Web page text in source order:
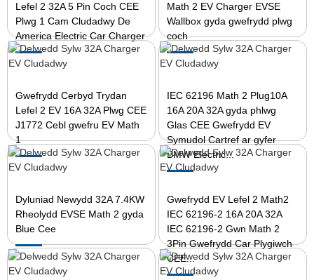
Lefel 2 32A 5 Pin Coch CEE
Plwg 1 Cam Cludadwy De
America Electric Car Charger
Math 2 EV Charger EVSE
Wallbox gyda gwefrydd plwg
coch
Gwefrydd Cerbyd Trydan
Lefel 2 EV 16A 32A Plwg CEE
J1772 Cebl gwefru EV Math
1
IEC 62196 Math 2 Plug10A
16A 20A 32A gyda phlwg
Glas CEE Gwefrydd EV
Symudol Cartref ar gyfer
BMW Electric...
Dyluniad Newydd 32A 7.4KW
Rheolydd EVSE Math 2 gyda
Blue Cee
Gwefrydd EV Lefel 2 Math2
IEC 62196-2 16A 20A 32A
IEC 62196-2 Gwn Math 2
3Pin Gwefrydd Car Plygiwch
CEE...